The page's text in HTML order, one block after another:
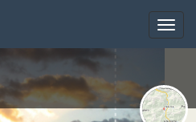
Toggle
Toggle